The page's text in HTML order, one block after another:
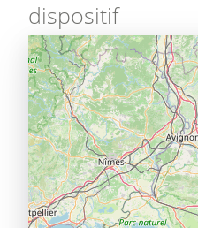
dispositif